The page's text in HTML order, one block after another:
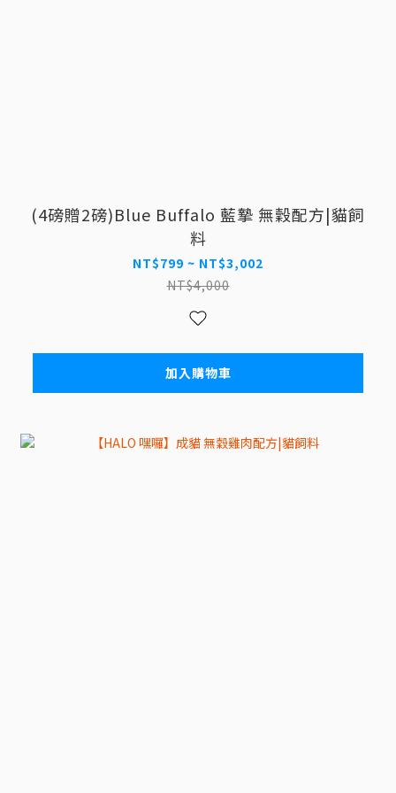
(4磅贈2磅)Blue Buffalo 藍摯 無穀配方|貓飼
料
NT$799 ~ NT$3,002
NT$4,000
加入購物車